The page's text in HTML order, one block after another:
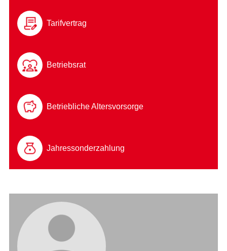
Tarifvertrag
Betriebsrat
Betriebliche Altersvorsorge
Jahressonderzahlung